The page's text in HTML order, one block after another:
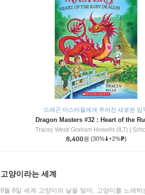
드래곤 마스터들에게 주어진 새로운 임
Tracey West/ Graham Howells (ILT)
8,400원 (30% +2% )
고양이라는 세계
8월 8일 세계 고양이의 날을 맞아, 고양이를 노래하